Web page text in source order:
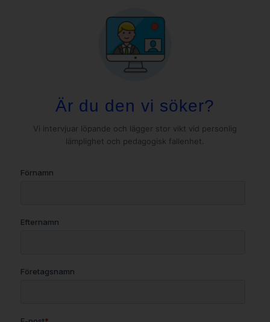
Är du den vi söker?
Vi intervjuar löpande och lägger stor vikt vid personlig
lämplighet och pedagogisk fallenhet.